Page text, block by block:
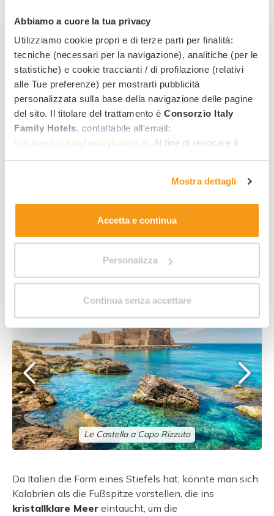
Abbiamo a cuore la tua privacy
Utilizziamo cookie propri e di terze parti per finalità:
tecniche (necessari per la navigazione), analitiche (per le
statistiche) e cookie traccianti / di profilazione (relativi
alle Tue preferenze) per mostrarti pubblicità
personalizzata sulla base della navigazione delle pagine
del sito. Il titolare del trattamento è Consorzio Italy
Family Hotels, contattabile all'email:
business@italyfamilyhotels.it . Al fine di revocare il
. Allo stesso link trovi la nostra informativa
estesa sui cookie.
Mostra dettagli
Accetta e continua
Personalizza
Continua senza accettare
Ab 85,00 €pro Nacht,
pro Erwachsenen, All Inclusive
Alle Hotels
Eine Kostprobe auf
Kalabrien
Le Castella a Capo Rizzuto
Da Italien die Form eines Stiefels hat, könnte man sich
Kalabrien als die Fußspitze vorstellen, die ins
kristallklare Meer eintaucht, um die